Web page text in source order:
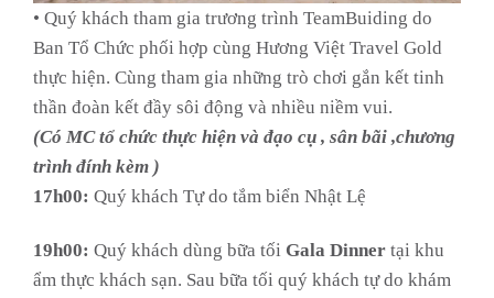
• Quý khách tham gia trương trình TeamBuiding do
Ban Tổ Chức phối hợp cùng Hương Việt Travel Gold
thực hiện. Cùng tham gia những trò chơi gắn kết tinh
thần đoàn kết đầy sôi động và nhiều niềm vui.
(Có MC tổ chức thực hiện và đạo cụ , sân bãi ,chương
trình đính kèm )
17h00: Quý khách Tự do tắm biển Nhật Lệ
19h00: Quý khách dùng bữa tối Gala Dinner tại khu
ẩm thực khách sạn. Sau bữa tối quý khách tự do khám